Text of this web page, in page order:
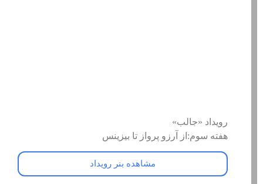
رویداد «جالب»
هفته سوم:از آرزو پرواز تا بیزینس
مشاهده بنر رویداد